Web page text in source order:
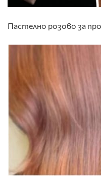
Пастелно розово за